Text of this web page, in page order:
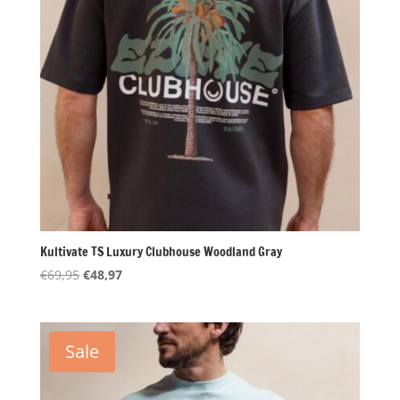
Kultivate TS Luxury Clubhouse Woodland Gray
€69,95 Oorspronkelijke
€69,95.
€48,97Huidige
€48,97.
Sale